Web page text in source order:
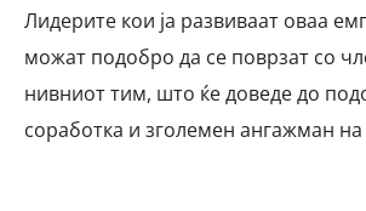
Лидерите кои ја развиваат оваа
можат подобро да се поврзат со
нивниот тим, што ќе доведе до
соработка и зголемен ангажман